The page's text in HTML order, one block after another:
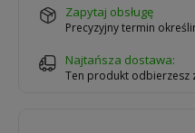
zapytaj obsługę
Precyzyjny termin
Najtańsza dostawa:
Ten produkt odbierzesz